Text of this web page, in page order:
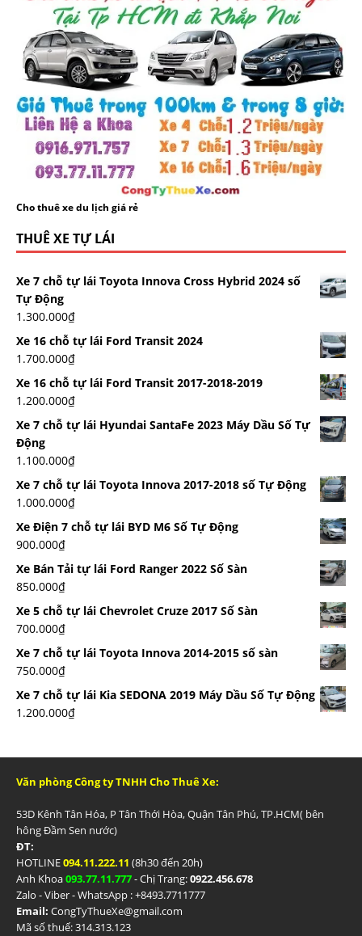
Cho thuê xe du lịch giá rẻ
THUÊ XE TỰ LÁI
Xe 7 chỗ tự lái Toyota Innova Cross Hybrid 2024 số
Tự Động
1.300.000₫
Xe 16 chỗ tự lái Ford Transit 2024
1.700.000₫
Xe 16 chỗ tự lái Ford Transit 2017-2018-2019
1.200.000₫
Xe 7 chỗ tự lái Hyundai SantaFe 2023 Máy Dầu Số Tự
Động
1.100.000₫
Xe 7 chỗ tự lái Toyota Innova 2017-2018 số Tự Động
1.000.000₫
Xe Điện 7 chỗ tự lái BYD M6 Số Tự Động
900.000₫
Xe Bán Tải tự lái Ford Ranger 2022 Số Sàn
850.000₫
Xe 5 chỗ tự lái Chevrolet Cruze 2017 Số Sàn
700.000₫
Xe 7 chỗ tự lái Toyota Innova 2014-2015 số sàn
750.000₫
Xe 7 chỗ tự lái Kia SEDONA 2019 Máy Dầu Số Tự Động
1.200.000₫
Văn phòng Công ty TNHH Cho Thuê Xe:
53D Kênh Tân Hóa, P Tân Thới Hòa, Quận Tân Phú, TP.HCM( bên
hông Đầm Sen nước)
ĐT:
HOTLINE094.11.222.11 (8h30 đến 20h)
Anh Khoa093.77.11.777- Chị Trang:0922.456.678
Zalo - Viber - WhatsApp : +8493.7711777
Email: CongTyThueXe@gmail.com
Mã số thuế: 314.313.123